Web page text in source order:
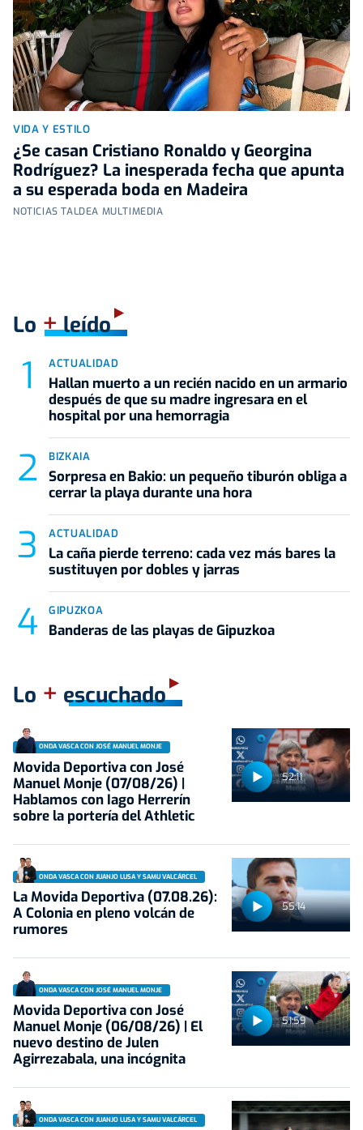
VIDA Y ESTILO
¿Se casan Cristiano Ronaldo y Georgina
Rodríguez? La inesperada fecha que apunta
a su esperada boda en Madeira
NOTICIAS TALDEA MULTIMEDIA
Lo +leído
ACTUALIDAD
Hallan muerto a un recién nacido en un armario
después de que su madre ingresara en el
hospital por una hemorragia
BIZKAIA
Sorpresa en Bakio: un pequeño tiburón obliga a
cerrar la playa durante una hora
ACTUALIDAD
La caña pierde terreno: cada vez más bares la
sustituyen por dobles y jarras
GIPUZKOA
Banderas de las playas de Gipuzkoa
Lo + escuchado
52:11
ONDA VASCA CON JOSÉ MANUEL MONJE
Movida Deportiva con José
Manuel Monje (07/08/26) |
Hablamos con Iago Herrerín
sobre la portería del Athletic
55:14
ONDA VASCA CON JUANJO LUSA Y SAMU VALCÁRCEL
La Movida Deportiva (07.08.26):
A Colonia en pleno volcán de
rumores
51:59
ONDA VASCA CON JOSÉ MANUEL MONJE
Movida Deportiva con José
Manuel Monje (06/08/26) | El
nuevo destino de Julen
Agirrezabala, una incógnita
ONDA VASCA CON JUANJO LUSA Y SAMU VALCÁRCEL